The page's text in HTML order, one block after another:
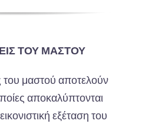
ΤΟΥ ΜΑΣΤΟΥ
του μαστού αποτελούν
αποκαλύπτονται
εξέταση του